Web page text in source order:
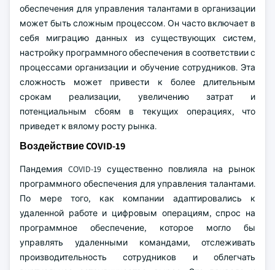
обеспечения для управления талантами в организации
может быть сложным процессом. Он часто включает в
себя миграцию данных из существующих систем,
настройку программного обеспечения в соответствии с
процессами организации и обучение сотрудников. Эта
сложность может привести к более длительным
срокам реализации, увеличению затрат и
потенциальным сбоям в текущих операциях, что
приведет к вялому росту рынка.
Воздействие COVID-19
Пандемия COVID-19 существенно повлияла на рынок
программного обеспечения для управления талантами.
По мере того, как компании адаптировались к
удаленной работе и цифровым операциям, спрос на
программное обеспечение, которое могло бы
управлять удаленными командами, отслеживать
производительность сотрудников и облегчать